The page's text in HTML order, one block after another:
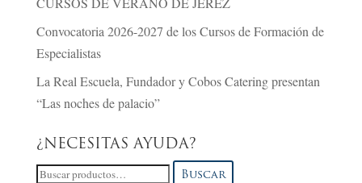
Convocatoria 2026-2027 de los Cursos de Formación de
Especialistas
La Real Escuela, Fundador y Cobos Catering presentan
“Las noches de palacio”
¿NECESITAS AYUDA?
Buscar
Buscar